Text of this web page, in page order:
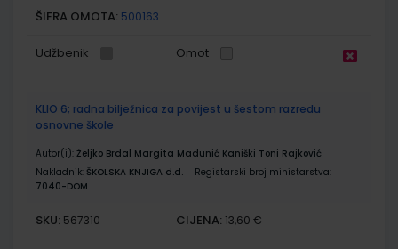
ŠIFRA OMOTA: 500163
Udžbenik Omot
KLIO 6; radna bilježnica za povijest u šestom razredu
osnovne škole
Autor(i): Željko Brdal Margita Madunić Kaniški Toni Rajković
Nakladnik: ŠKOLSKA KNJIGA d.d.
Registarski broj ministarstva:
7040-DOM
SKU: 567310 CIJENA: 13,60 €